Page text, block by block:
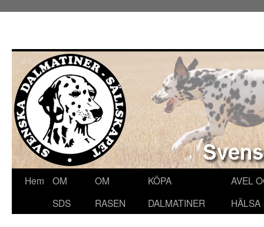
Hoppa
Hem
OM
SDS
OM
RASEN
KÖPA
DALMATINER
AVEL
HÄLSA